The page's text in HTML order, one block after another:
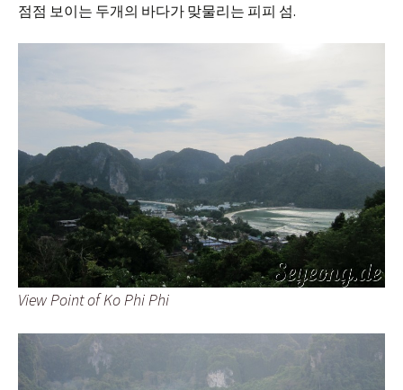
점점 보이는 두개의 바다가 맞물리는 피피 섬.
View Point of Ko Phi Phi